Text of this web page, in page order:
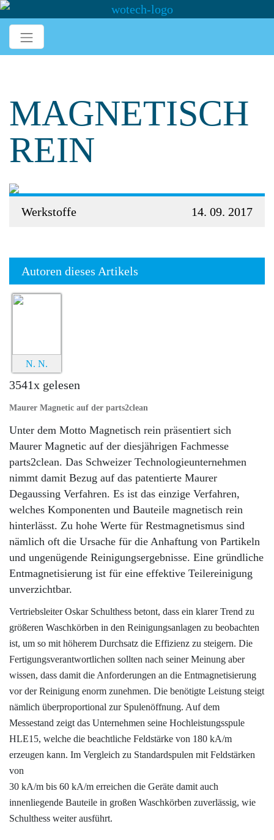
MAGNETISCH
REIN
Werkstoffe 14. 09. 2017
Autoren dieses Artikels
N. N.
3541x gelesen
Maurer Magnetic auf der parts2clean
Unter dem Motto Magnetisch rein präsentiert sich
Maurer Magnetic auf der diesjährigen Fachmesse
parts2clean. Das Schweizer Technologieunternehmen
nimmt damit Bezug auf das patentierte Maurer
Degaussing Verfahren. Es ist das einzige Verfahren,
welches Komponenten und Bauteile magnetisch rein
hinterlässt. Zu hohe Werte für Restmagnetismus sind
nämlich oft die Ursache für die Anhaftung von Partikeln
und ungenügende Reinigungsergebnisse. Eine gründliche
Entmagnetisierung ist für eine effektive Teilereinigung
unverzichtbar.
Vertriebsleiter Oskar Schulthess betont, dass ein klarer Trend zu
größeren Waschkörben in den Reinigungsanlagen zu beobachten
ist, um so mit höherem Durchsatz die Effizienz zu steigern. Die
Fertigungsverantwortlichen sollten nach seiner Meinung aber
wissen, dass damit die Anforderungen an die Entmagnetisierung
vor der Reinigung enorm zunehmen. Die benötigte Leistung steigt
nämlich überproportional zur Spulenöffnung. Auf dem
Messestand zeigt das Unternehmen seine Hochleistungsspule
HLE15, welche die beachtliche Feldstärke von 180 kA/m
erzeugen kann. Im Vergleich zu Standardspulen mit Feldstärken
von
30 kA/m bis 60 kA/m erreichen die Geräte damit auch
innenliegende Bauteile in großen Waschkörben zuverlässig, wie
Schulthess weiter ausführt.